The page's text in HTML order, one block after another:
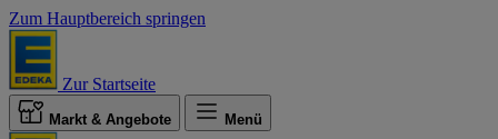
Zum Hauptbereich springen
Zur Startseite
Markt & Angebote Menü